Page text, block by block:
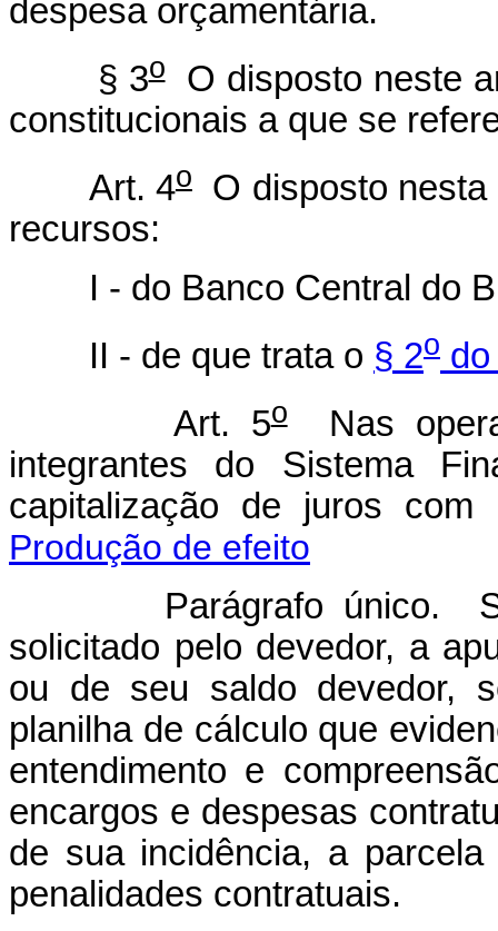
despesa orçamentária.
§ 3oO disposto neste
constitucionais a que se
Art. 4oO disposto nesta
recursos:
I - do Banco Central do
II - de que trata o § 2o
Art. 5oNas
integrantes do Sistema
capitalização de juros com
Produção de efeito
Parágrafo único.
solicitado pelo devedor, a
ou de seu saldo devedor,
planilha de cálculo que
entendimento e
encargos e despesas
de sua incidência, a
penalidades contratuais.